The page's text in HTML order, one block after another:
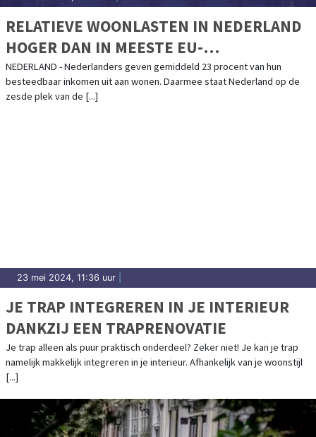
RELATIEVE WOONLASTEN IN NEDERLAND
HOGER DAN IN MEESTE EU-
LANDENWONEN
NEDERLAND - Nederlanders geven gemiddeld 23 procent van hun
besteedbaar inkomen uit aan wonen. Daarmee staat Nederland op de
zesde plek van de [...]
23 mei 2024, 11:36 uur
JE TRAP INTEGREREN IN JE INTERIEUR
DANKZIJ EEN TRAPRENOVATIE
Je trap alleen als puur praktisch onderdeel? Zeker niet! Je kan je trap
namelijk makkelijk integreren in je interieur. Afhankelijk van je woonstijl
[...]